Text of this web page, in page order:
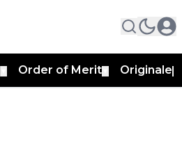
Order of Merit Originale